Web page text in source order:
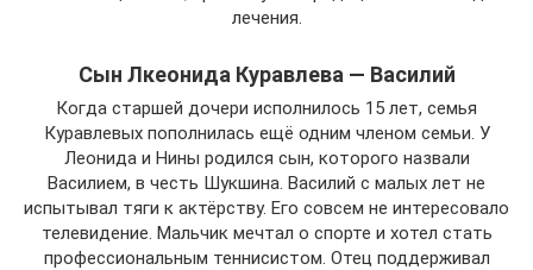
лечения.
Сын Лкеонида Куравлева — Василий
Когда старшей дочери исполнилось 15 лет, семья
Куравлевых пополнилась ещё одним членом семьи. У
Леонида и Нины родился сын, которого назвали
Василием, в честь Шукшина. Василий с малых лет не
испытывал тяги к актёрству. Его совсем не интересовало
телевидение. Мальчик мечтал о спорте и хотел стать
профессиональным теннисистом. Отец поддерживал